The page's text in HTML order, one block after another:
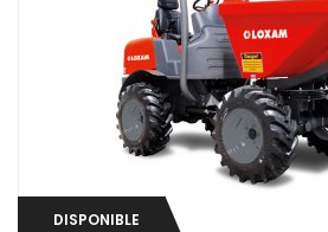
DISPONIBLE